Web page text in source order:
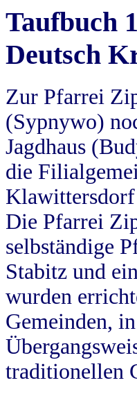
Taufbuch
Deutsch
Zur Pfarrei
(Sypnywo)
Jagdhaus
die
Die Pfarrei
selbständige
Stabitz und
wurden
Gemeinden,
traditionellen